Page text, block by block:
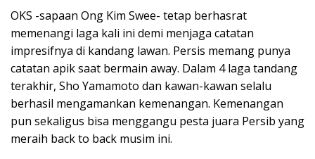
OKS -sapaan Ong Kim Swee- tetap berhasrat
memenangi laga kali ini demi menjaga catatan
impresifnya di kandang lawan. Persis memang punya
catatan apik saat bermain away. Dalam 4 laga tandang
terakhir, Sho Yamamoto dan kawan-kawan selalu
berhasil mengamankan kemenangan. Kemenangan
pun sekaligus bisa menggangu pesta juara Persib yang
meraih back to back musim ini.